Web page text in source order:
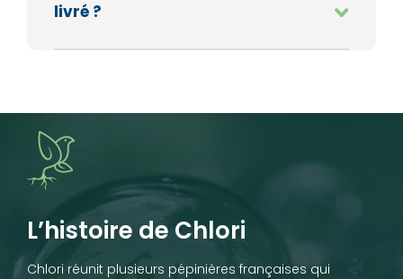
livré ?
L’histoire de Chlori
Chlori réunit plusieurs pépinières françaises qui